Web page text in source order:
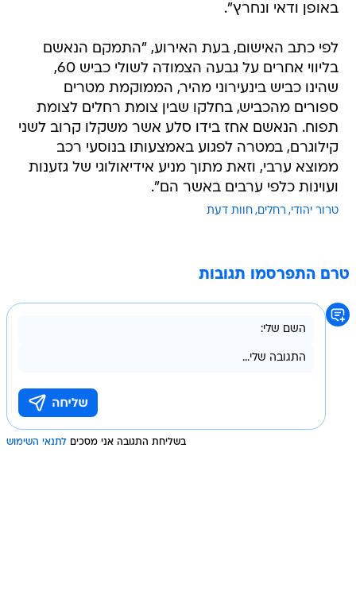
באופן ודאי ונחרץ".
לפי כתב האישום, בעת האירוע, "התמקם הנאשם
בליווי אחרים על גבעה הצמודה לשולי כביש 60,
שהינו כביש בינעירוני מהיר, הממוקמת מטרים
ספורים מהכביש, בחלקו שבין צומת רחלים לצומת
תפוח. הנאשם אחז בידו סלע אשר משקלו קרוב לשני
קילוגרם, במטרה לפגוע באמצעותו בנוסעי רכב
ממוצא ערבי, וזאת מתוך מניע אידיאולוגי של גזענות
ועוינות כלפי ערבים באשר הם".
טרור יהודי רחלים חוות דעת
טרם התפרסמו תגובות
בשליחת התגובה אני מסכים לתנאי השימוש